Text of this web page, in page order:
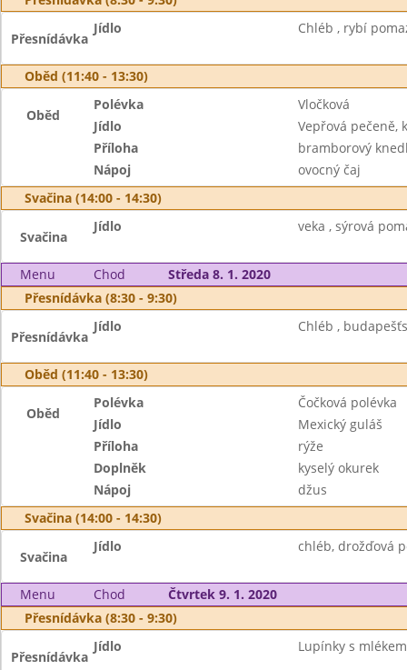
Přesnídávka
Jídlo Chléb , rybí
Oběd (11:40 - 13:30)
Oběd
Polévka
Vločková
Jídlo
Vepřová pečeně,
Příloha
bramborový
Nápoj
ovocný čaj
Svačina (14:00 - 14:30)
Svačina
Jídlo veka , sýrová
Menu Chod
Středa 8. 1. 2020
Přesnídávka (8:30 - 9:30)
Přesnídávka
Jídlo Chléb ,
Oběd (11:40 - 13:30)
Oběd
Polévka
Čočková polévka
Jídlo
Mexický guláš
Příloha
rýže
Doplněk
kyselý okurek
Nápoj
džus
Svačina (14:00 - 14:30)
Svačina
Jídlo chléb, drožďová
Menu Chod
Čtvrtek 9. 1. 2020
Přesnídávka (8:30 - 9:30)
Přesnídávka
Jídlo Lupínky s